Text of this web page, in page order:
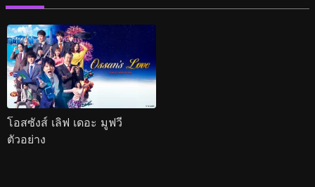
โอสซังส์ เลิฟ เดอะ มูฟวี
ตัวอย่าง